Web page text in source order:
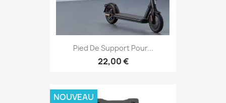
Pied De Support Pour...
22,00 €
NOUVEAU